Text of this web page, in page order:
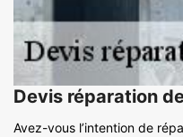
Devis réparation
Avez-vous l’intention de